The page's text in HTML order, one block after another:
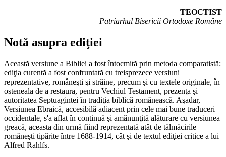
TEOCTIST
Patriarhul Bisericii Ortodoxe Române
Notă asupra ediţiei
Această versiune a Bibliei a fost întocmită prin metoda comparatistă:
ediţia curentă a fost confruntată cu treisprezece versiuni
reprezentative, româneşti şi străine, precum şi cu textele originale, în
osteneala de a restaura, pentru Vechiul Testament, prezenţa şi
autoritatea Septuagintei în tradiţia biblică românească. Aşadar,
Versiunea Ebraică, accesibilă adiacent prin cele mai bune traduceri
occidentale, s'a aflat în continuă şi amănunţită alăturare cu versiunea
greacă, aceasta din urmă fiind reprezentată atât de tălmăcirile
româneşti tipărite între 1688-1914, cât şi de textul ediţiei critice a lui
Alfred Rahlfs.